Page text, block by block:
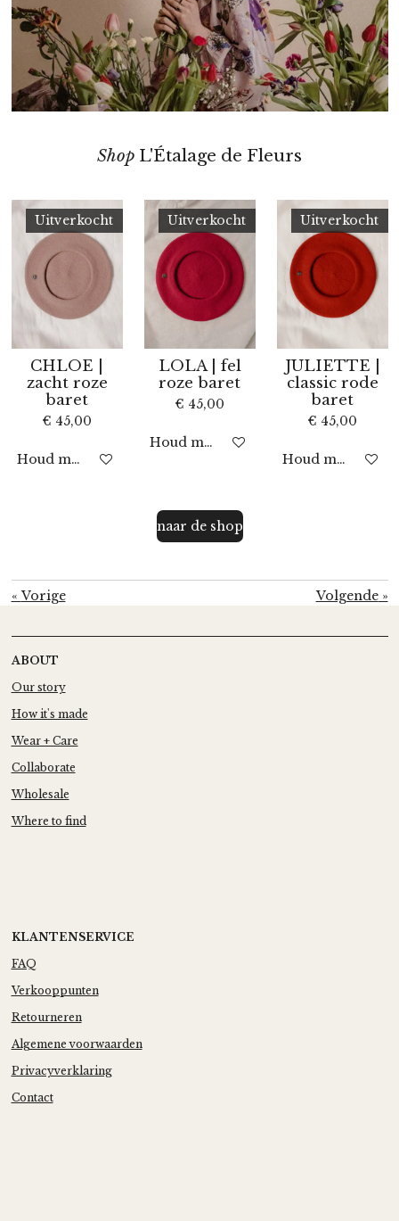
Shop L'Étalage de Fleurs
Uitverkocht
CHLOE |
zacht roze
baret
€ 45,00
Houd mij op de hoogte
Uitverkocht
LOLA | fel
roze baret
€ 45,00
Houd mij op de hoogte
Uitverkocht
JULIETTE |
classic rode
baret
€ 45,00
Houd mij op de
naar de shop
«Vorige Volgende»
ABOUT
Our story
How it's made
Wear + Care
Collaborate
Wholesale
Where to find
KLANTENSERVICE
FAQ
Verkooppunten
Retourneren
Algemene voorwaarden
Privacyverklaring
Contact